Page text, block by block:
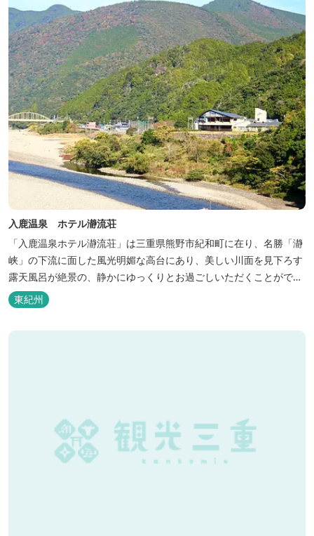
入鹿温泉 ホテル瀞流荘
「入鹿温泉ホテル瀞流荘」は三重県熊野市紀和町に在り、名勝「瀞
峡」の下流に面した風光明媚な高台にあり、美しい川面を見下ろす
露天風呂が絶景の、静かにゆっくりとお過ごしいただくことができ
る温泉宿泊施設です。 熊野古道をはじめ、日本一の棚田と称される
丸山千枚田、赤木城跡、熊野本宮大社（熊野三山）、玉置神社が近
東紀州